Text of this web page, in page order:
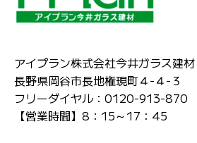
アイプラン株式会社今井ガラス建材
長野県岡谷市長地権現町４-４-３
フリーダイヤル：0120-913-870
【営業時間】8：15～17：45